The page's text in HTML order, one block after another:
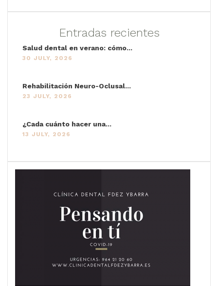
Entradas recientes
Salud dental en verano: cómo...
30 JULY, 2026
Rehabilitación Neuro-Oclusal...
23 JULY, 2026
¿Cada cuánto hacer una...
13 JULY, 2026